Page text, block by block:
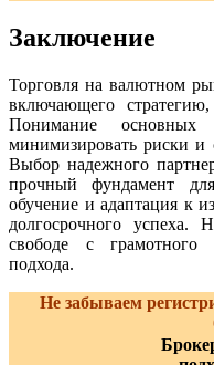
Заключение
Торговля на валютном
включающего
Понимание основных
минимизировать риски и
Выбор надежного
прочный фундамент
обучение и адаптация к
долгосрочного успеха.
свободе с грамотного
подхода.
Не забываем